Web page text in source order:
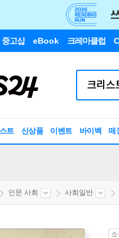
중고샵 eBook 크레마클럽
트 신상품 이벤트 바이백 매
인문 사회 사회일반